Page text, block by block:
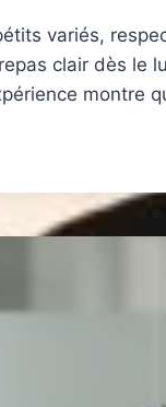
variés,
clair dès le
montre